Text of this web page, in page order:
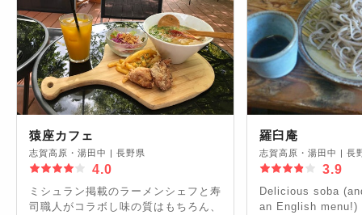
猿座カフェ
志賀高原・湯田中 | 長野県
4.0
ミシュラン掲載のラーメンシェフと寿
司職人がコラボし味の質はもちろん、
羅臼庵
志賀高原・湯田中 | 長
3.9
Delicious soba
an English menu!)